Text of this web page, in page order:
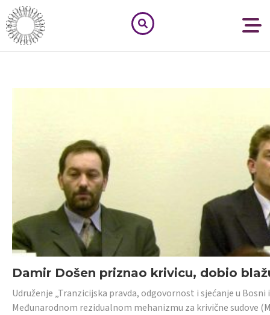
Damir Došen priznao krivicu, dobio
Udruženje „Tranzicijska pravda, odgovornost i sjećanje u
Međunarodnom rezidualnom mehanizmu za krivične sudove